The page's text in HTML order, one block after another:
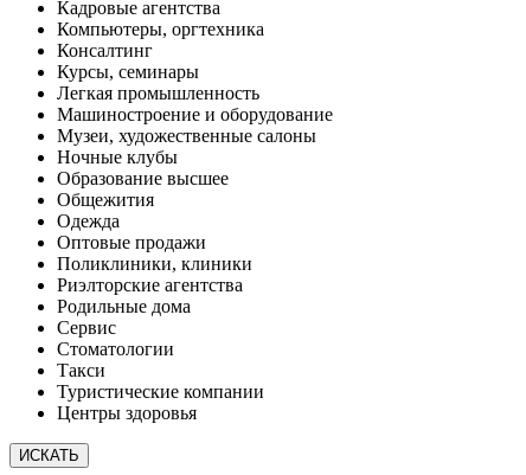
Кадровые агентства
Компьютеры, оргтехника
Консалтинг
Курсы, семинары
Легкая промышленность
Машиностроение и оборудование
Музеи, художественные салоны
Ночные клубы
Образование высшее
Общежития
Одежда
Оптовые продажи
Поликлиники, клиники
Риэлторские агентства
Родильные дома
Сервис
Стоматологии
Такси
Туристические компании
Центры здоровья